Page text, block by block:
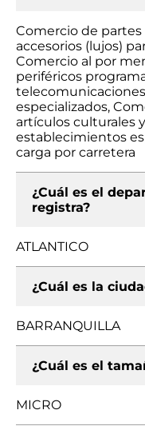
Comercio de
accesorios (lujos)
Comercio al por
periféricos
especializados,
artículos culturales
establecimientos
carga por carretera
¿Cuál es el
registra?
ATLANTICO
¿Cuál es la
BARRANQUILLA
¿Cuál es el
MICRO